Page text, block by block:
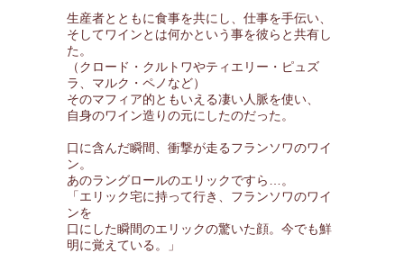
生産者とともに食事を共にし、仕事を手伝い、
そしてワインとは何かという事を彼らと共有し
た。
（クロード・クルトワやティエリー・ピュズ
ラ、マルク・ペノなど）
そのマフィア的ともいえる凄い人脈を使い、
自身のワイン造りの元にしたのだった。
口に含んだ瞬間、衝撃が走るフランソワのワイ
ン。
あのラングロールのエリックですら…。
「エリック宅に持って行き、フランソワのワイ
ンを
口にした瞬間のエリックの驚いた顔。今でも鮮
明に覚えている。」